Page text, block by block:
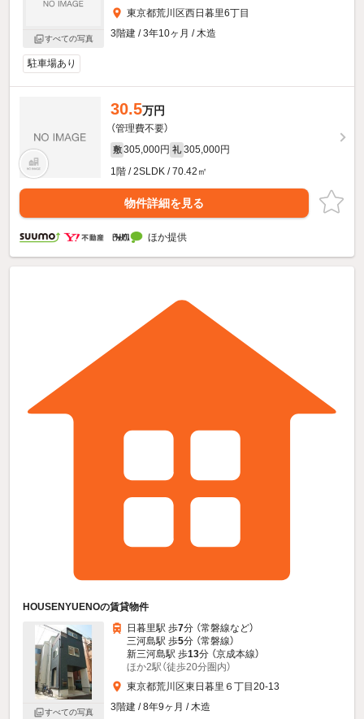
すべての写真
東京都荒川区西日暮里6丁目
3階建 / 3年10ヶ月 / 木造
駐車場あり
30.5万円
（管理費不要）
敷 305,000円 礼 305,000円
1階 / 2SLDK / 70.42㎡
物件詳細を見る
ほか提供
HOUSENYUENOの賃貸物件
すべての写真
日暮里駅 歩7分 （常磐線など）
三河島駅 歩5分 （常磐線）
新三河島駅 歩13分 （京成本線）
ほか2駅（徒歩20分圏内）
東京都荒川区東日暮里６丁目20-13
3階建 / 8年9ヶ月 / 木造